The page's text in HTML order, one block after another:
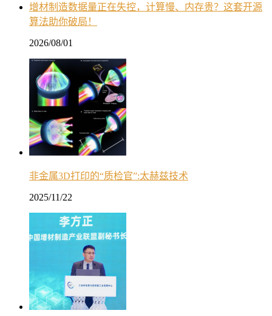
增材制造数据量正在失控，计算慢、内存贵？这套开源
算法助你破局！
2026/08/01
非金属3D打印的“质检官”:太赫兹技术
2025/11/22